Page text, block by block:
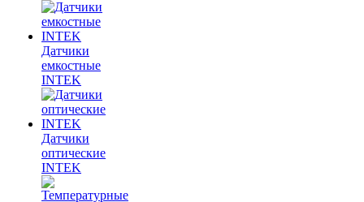
Датчики
емкостные
INTEK
Датчики
оптические
INTEK